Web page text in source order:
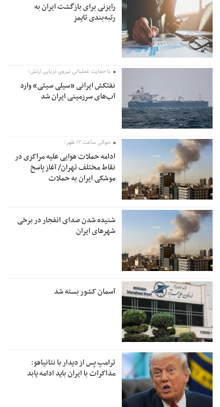
رایزنی برای بازگشت ایران به
رتبه‌بندی تایمز
با حمایت عملیاتی نیروی دریایی ارتش؛
نفتکش ایرانی «سیلی سیتی» وارد
آب‌های سرزمینی ایران شد
حوالی ساعت ۱۲ ظهر؛
ادامه حملات هوایی علیه مراکزی در
نقاط مختلف تهران/ آغاز پاسخ
موشکی ایران به حملات
شنیده شدن صدای انفجار در برخی
شهرهای ایران
آسمان کشور بسته شد
ترامپ پس از دیدار با نتانیاهو:
مذاکرات با ایران باید ادامه یابد